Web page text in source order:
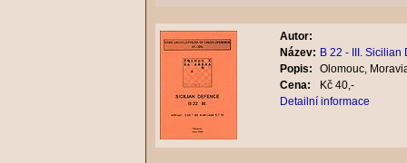
Autor:
Název: B 22 - III. Sicilian
Popis:
Olomouc,
Cena:
Kč 40,-
Detailní informace